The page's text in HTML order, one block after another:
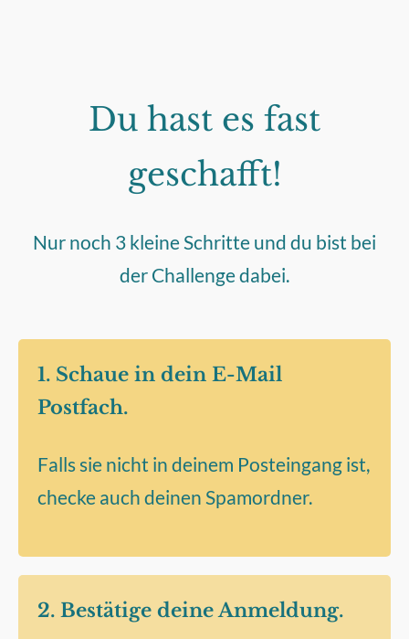
Du hast es fast
geschafft!
Nur noch 3 kleine Schritte und du bist bei
der Challenge dabei.
1. Schaue in dein E-Mail
Postfach.
Falls sie nicht in deinem Posteingang ist,
checke auch deinen Spamordner.
2. Bestätige deine Anmeldung.